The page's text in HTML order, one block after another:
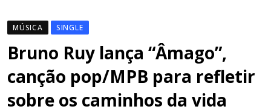
MÚSICA SINGLE
Bruno Ruy lança “Âmago”,
canção pop/MPB para refletir
sobre os caminhos da vida